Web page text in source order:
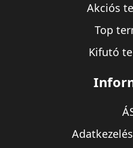
Akciós
Top
Kifutó